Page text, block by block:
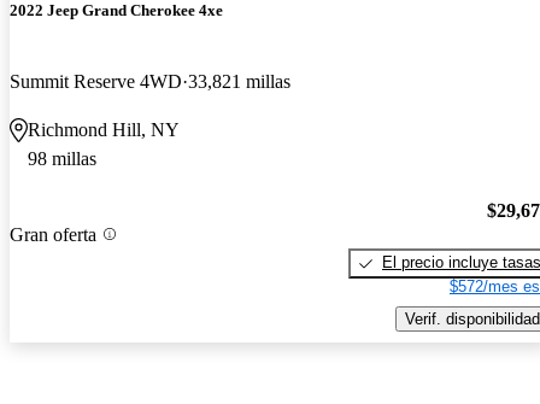
2022 Jeep Grand Cherokee 4xe
Summit Reserve 4WD 33,821 millas
Richmond Hill, NY
98 millas
Gran oferta
El precio incluye tasas
$572/mes
Verif. disponibilidad